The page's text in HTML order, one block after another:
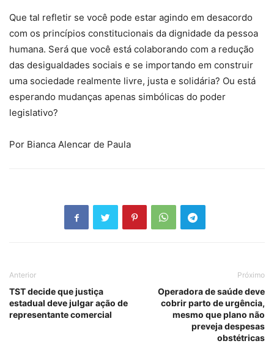
Que tal refletir se você pode estar agindo em desacordo
com os princípios constitucionais da dignidade da pessoa
humana. Será que você está colaborando com a redução
das desigualdades sociais e se importando em construir
uma sociedade realmente livre, justa e solidária? Ou está
esperando mudanças apenas simbólicas do poder
legislativo?
Por Bianca Alencar de Paula
Anterior
TST decide que justiça
estadual deve julgar ação de
representante comercial
Próximo
Operadora de saúde deve
cobrir parto de urgência,
mesmo que plano não
preveja despesas
obstétricas